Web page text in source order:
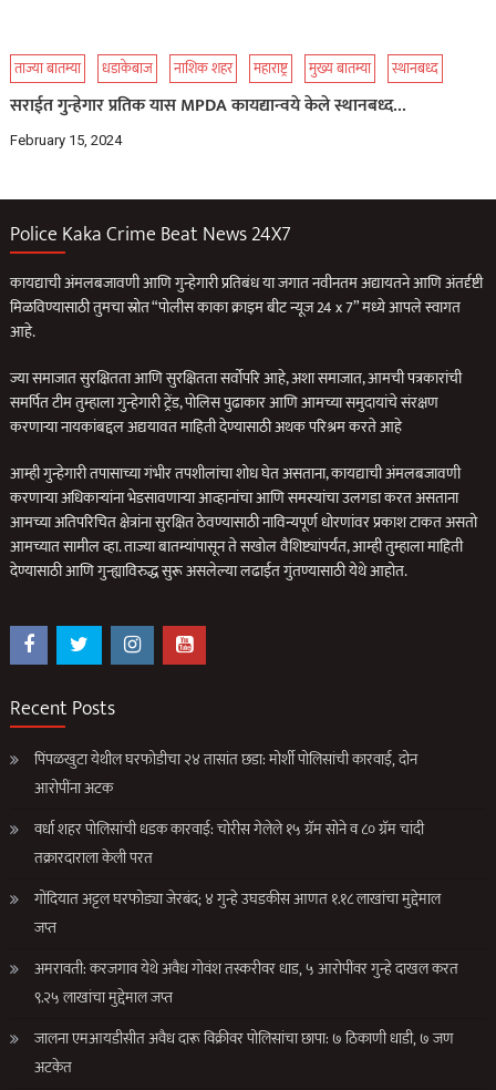
ताज्या बातम्या धडाकेबाज नाशिक शहर महाराष्ट्र मुख्य बातम्या स्थानबध्द
सराईत गुन्हेगार प्रतिक यास MPDA कायद्यान्वये केले स्थानबध्द…
February 15, 2024
Police Kaka Crime Beat News 24X7
कायद्याची अंमलबजावणी आणि गुन्हेगारी प्रतिबंध या जगात नवीनतम अद्यायतने आणि अंतर्दृष्टी
मिळविण्यासाठी तुमचा स्रोत “पोलीस काका क्राइम बीट न्यूज 24 x 7” मध्ये आपले स्वागत
आहे.
ज्या समाजात सुरक्षितता आणि सुरक्षितता सर्वोपरि आहे, अशा समाजात, आमची पत्रकारांची
समर्पित टीम तुम्हाला गुन्हेगारी ट्रेंड, पोलिस पुढाकार आणि आमच्या समुदायांचे संरक्षण
करणार्‍या नायकांबद्दल अद्ययावत माहिती देण्यासाठी अथक परिश्रम करते आहे
आम्ही गुन्हेगारी तपासाच्या गंभीर तपशीलांचा शोध घेत असताना, कायद्याची अंमलबजावणी
करणार्‍या अधिकार्‍यांना भेडसावणार्‍या आव्हानांचा आणि समस्यांचा उलगडा करत असताना
आमच्या अतिपरिचित क्षेत्रांना सुरक्षित ठेवण्यासाठी नाविन्यपूर्ण धोरणांवर प्रकाश टाकत असतो
आमच्यात सामील व्हा. ताज्या बातम्यांपासून ते सखोल वैशिष्ट्यांपर्यंत, आम्ही तुम्हाला माहिती
देण्यासाठी आणि गुन्ह्याविरुद्ध सुरू असलेल्या लढाईत गुंतण्यासाठी येथे आहोत.
Recent Posts
पिंपळखुटा येथील घरफोडीचा २४ तासांत छडा: मोर्शी पोलिसांची कारवाई, दोन
आरोपींना अटक
वर्धा शहर पोलिसांची धडक कारवाई: चोरीस गेलेले १५ ग्रॅम सोने व ८० ग्रॅम चांदी
तक्रारदाराला केली परत
गोंदियात अट्टल घरफोड्या जेरबंद; ४ गुन्हे उघडकीस आणत १.१८ लाखांचा मुद्देमाल
जप्त
अमरावती: करजगाव येथे अवैध गोवंश तस्करीवर धाड, ५ आरोपींवर गुन्हे दाखल करत
९.२५ लाखांचा मुद्देमाल जप्त
जालना एमआयडीसीत अवैध दारू विक्रीवर पोलिसांचा छापा: ७ ठिकाणी धाडी, ७ जण
अटकेत